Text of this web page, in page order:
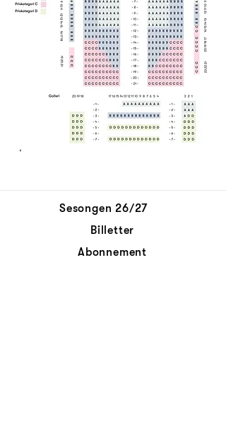
Sesongen 26/27
Billetter
Abonnement